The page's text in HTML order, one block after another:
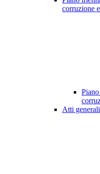
corruzione
Atti generali